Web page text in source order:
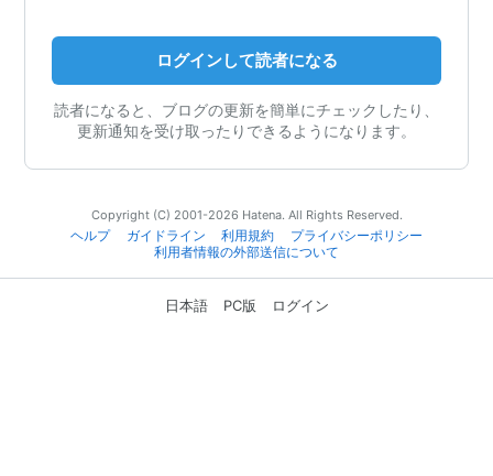
ログインして読者になる
読者になると、ブログの更新を簡単にチェックしたり、
更新通知を受け取ったりできるようになります。
Copyright (C) 2001-2026 Hatena. All Rights Reserved.
ヘルプ
ガイドライン 利用規約
プライバシーポリシー
利用者情報の外部送信について
日本語 PC版 ログイン